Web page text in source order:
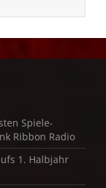
Spiele-
Ribbon Radio
1. Halbjahr